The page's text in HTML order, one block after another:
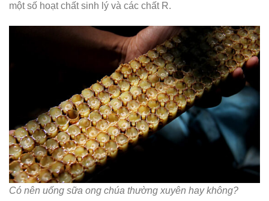
một số hoạt chất sinh lý và các chất R.
Có nên uống sữa ong chúa thường xuyên hay không?